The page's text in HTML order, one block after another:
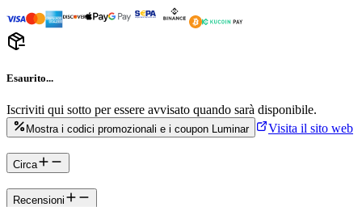
Esaurito...
Iscriviti qui sotto per essere avvisato quando sarà disponibile.
Mostra i codici promozionali e i coupon Luminar Visita il sito web
Circa
Recensioni